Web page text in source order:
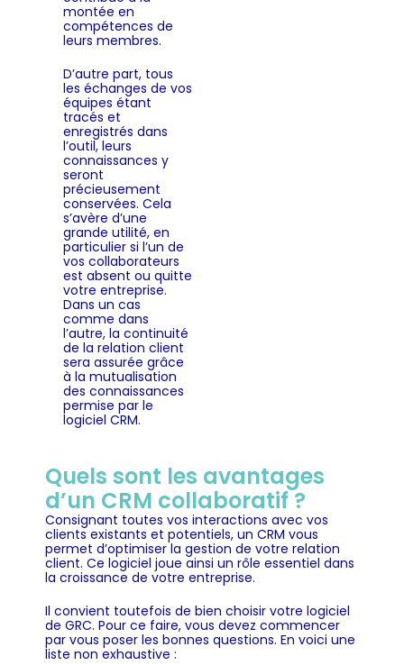
montée en
compétences de
leurs membres.
D’autre part, tous
les échanges de vos
équipes étant
tracés et
enregistrés dans
l’outil, leurs
connaissances y
seront
précieusement
conservées. Cela
s’avère d’une
grande utilité, en
particulier si l’un de
vos collaborateurs
est absent ou quitte
votre entreprise.
Dans un cas
comme dans
l’autre, la continuité
de la relation client
sera assurée grâce
à la mutualisation
des connaissances
permise par le
logiciel CRM.
Quels sont les avantages
d’un CRM collaboratif ?
Consignant toutes vos interactions avec vos
clients existants et potentiels, un CRM vous
permet d’optimiser la gestion de votre relation
client. Ce logiciel joue ainsi un rôle essentiel dans
la croissance de votre entreprise.
Il convient toutefois de bien choisir votre logiciel
de GRC. Pour ce faire, vous devez commencer
par vous poser les bonnes questions. En voici une
liste non exhaustive :